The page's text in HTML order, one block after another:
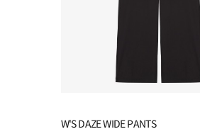
W'S DAZE WIDE PANTS